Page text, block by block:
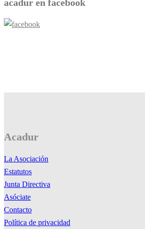
acadur en facebook
Acadur
La Asociación
Estatutos
Junta Directiva
Asóciate
Contacto
Política de privacidad